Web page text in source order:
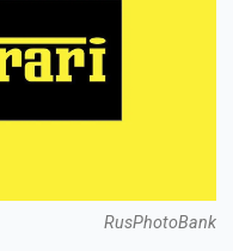
RusPhotoBank